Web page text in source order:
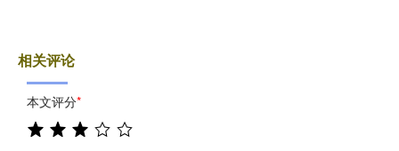
相关评论
本文评分*